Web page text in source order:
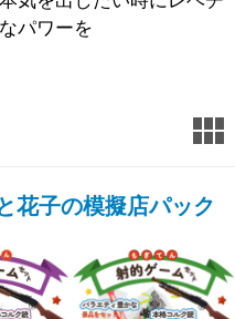
なパワーを
花子の模擬店パック